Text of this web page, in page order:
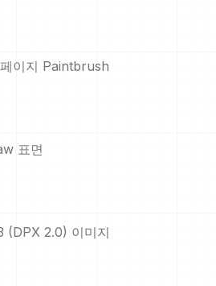
이지 Paintbrush
표면
(DPX 2.0) 이미지